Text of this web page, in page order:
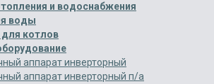
и водоснабжения
воды
котлов
аппарат инверторный
аппарат инверторный п/а